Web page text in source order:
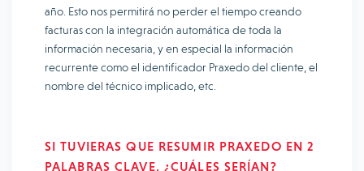
año. Esto nos permitirá no perder el tiempo creando
facturas con la integración automática de toda la
información necesaria, y en especial la información
recurrente como el identificador Praxedo del cliente, el
nombre del técnico implicado, etc.
SI TUVIERAS QUE RESUMIR PRAXEDO EN 2
PALABRAS CLAVE, ¿CUÁLES SERÍAN?